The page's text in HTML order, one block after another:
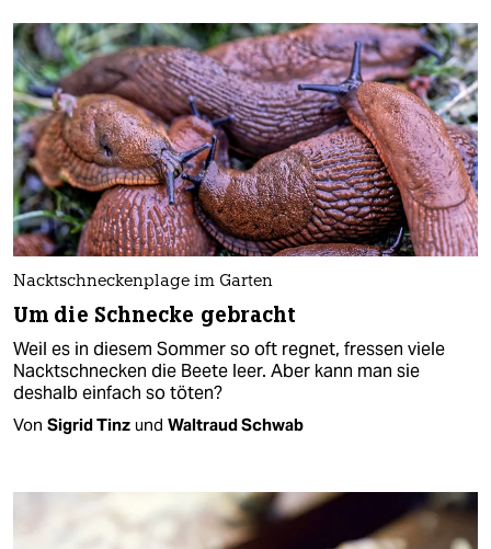
Nacktschneckenplage im Garten
Um die Schnecke gebracht
Weil es in diesem Sommer so oft regnet, fressen viele
Nacktschnecken die Beete leer. Aber kann man sie
deshalb einfach so töten?
Von Sigrid Tinz und Waltraud Schwab